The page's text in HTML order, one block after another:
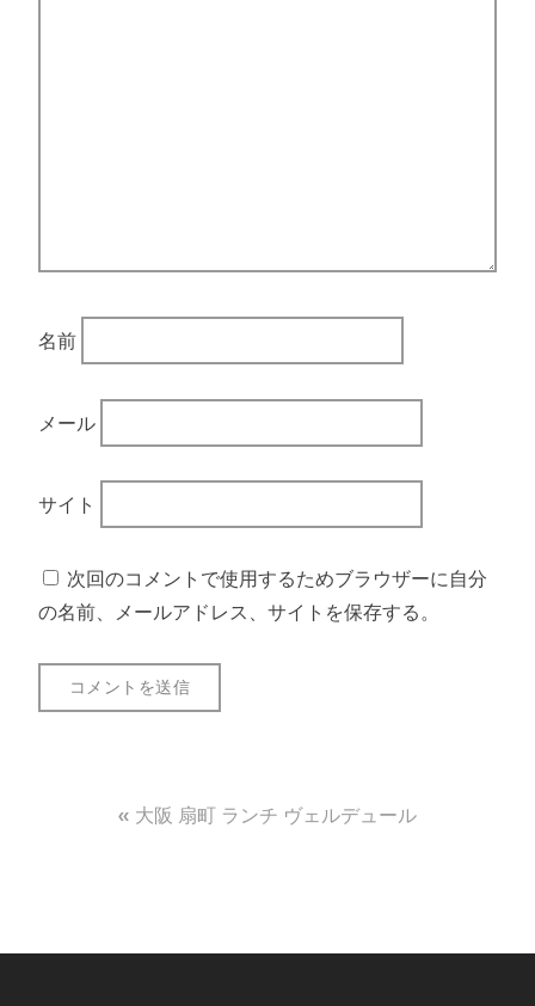
名前
メール
サイト
次回のコメントで使用するためブラウザーに自分
の名前、メールアドレス、サイトを保存する。
ビ
大阪 扇町 ランチ ヴェルデュール